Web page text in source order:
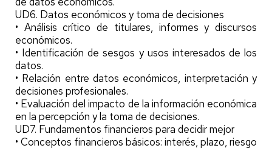
UD6. Datos económicos y toma de decisiones
• Análisis crítico de titulares, informes y discursos
económicos.
• Identificación de sesgos y usos interesados de los
datos.
• Relación entre datos económicos, interpretación y
decisiones profesionales.
• Evaluación del impacto de la información económica
en la percepción y la toma de decisiones.
UD7. Fundamentos financieros para decidir mejor
• Conceptos financieros básicos: interés, plazo, riesgo